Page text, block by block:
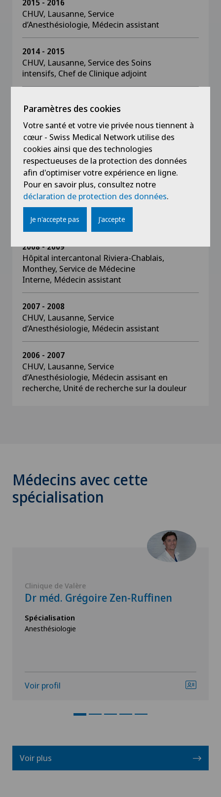
2015 - 2016
CHUV, Lausanne, Service
d’Anesthésiologie, Médecin assistant
2014 - 2015
CHUV, Lausanne, Service des Soins
intensifs, Chef de Clinique adjoint
CHUV, Lausanne, Service des Soins
intensifs, Médecin assistant
2012 - 2013
EHNV, Yverdon, Service
d’Anesthésiologie, Médecin assistant
2010 - 2012
Hôpital de Sion, Service des Soins
intensifs, Médecin assistant
2008 - 2009
Hôpital intercantonal Riviera-Chablais,
Monthey, Service de Médecine
Interne, Médecin assistant
2007 - 2008
CHUV, Lausanne, Service
d’Anesthésiologie, Médecin assistant
2006 - 2007
CHUV, Lausanne, Service
d’Anesthésiologie, Médecin assisant en
recherche, Unité de recherche sur la douleur
Médecins avec cette
spécialisation
Clinique de Valère
Dr méd. Grégoire Zen-Ruffinen
Spécialisation
Anesthésiologie
Voir profil
Voir plus
Paramètres des cookies
Votre santé et votre vie privée nous tiennent à
cœur - Swiss Medical Network utilise des
cookies ainsi que des technologies
respectueuses de la protection des données
afin d'optimiser votre expérience en ligne.
Pour en savoir plus, consultez notre
déclaration de protection des données.
Je n'accepte pas J'accepte